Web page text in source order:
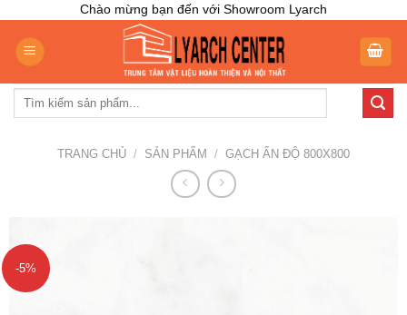
content
Chào mừng bạn đến với Showroom Lyarch
Tìm
TRANG CHỦ / SẢN PHẨM / GẠCH ẤN ĐỘ 800X800
-5%